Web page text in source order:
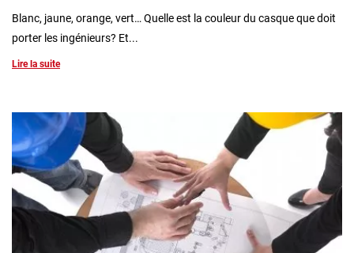
Blanc, jaune, orange, vert… Quelle est la couleur du casque que doit
porter les ingénieurs? Et...
Lire la suite